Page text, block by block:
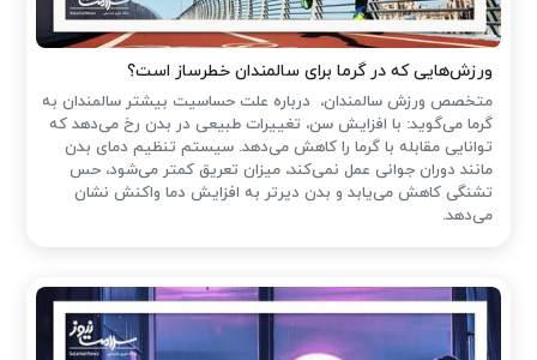
ورزش‌هایی که در گرما برای سالمندان خطرساز است؟
متخصص ورزش سالمندان، درباره علت حساسیت بیشتر سالمندان به
گرما می‌گوید: با افزایش سن، تغییرات طبیعی در بدن رخ می‌دهد که
توانایی مقابله با گرما را کاهش می‌دهد. سیستم تنظیم دمای بدن
مانند دوران جوانی عمل نمی‌کند، میزان تعریق کمتر می‌شود، حس
تشنگی کاهش می‌یابد و بدن دیرتر به افزایش دما واکنش نشان
می‌دهد.